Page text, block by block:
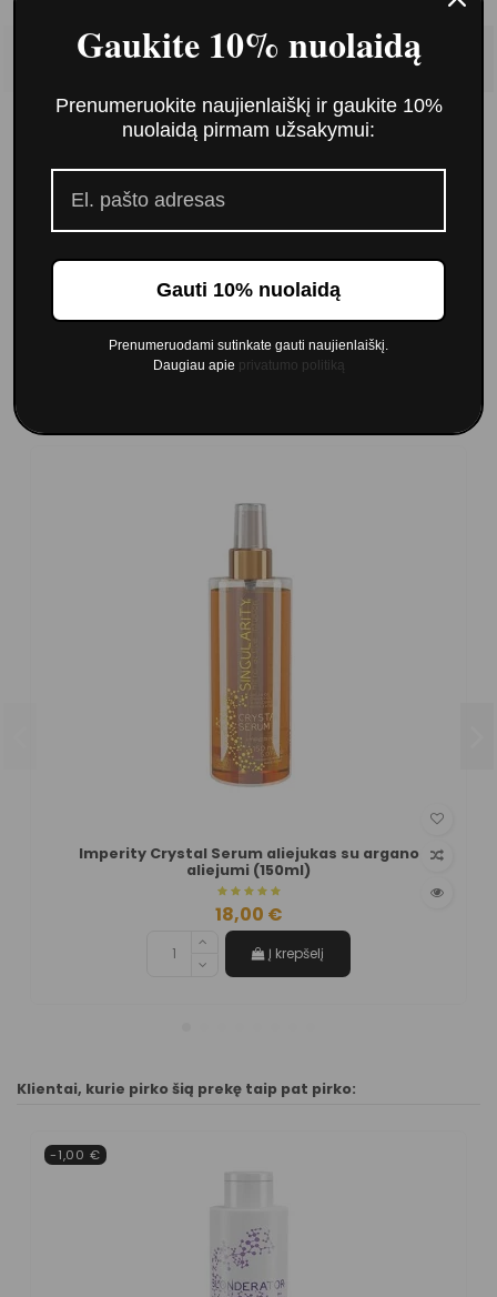
6,00 €7,00 €
Imperity Crystal Serum aliejukas su argano
aliejumi (150ml)
18,00 €
Į krepšelį
Klientai, kurie pirko šią prekę taip pat pirko:
-1,00 €
Gaukite 10% nuolaidą
Prenumeruokite naujienlaiškį ir gaukite 10%
nuolaidą pirmam užsakymui:
Gauti 10% nuolaidą
Prenumeruodami sutinkate gauti naujienlaiškį.
Daugiau apie privatumo politiką